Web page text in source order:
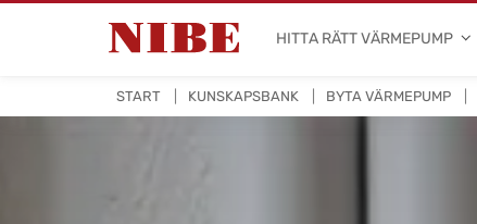
HITTA RÄTT VÄRMEPUMP
START KUNSKAPSBANK BYTA VÄRMEPUMP